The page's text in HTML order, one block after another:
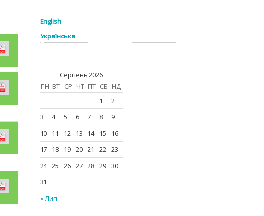
English
Українська
Серпень 2026
ПН ВТ СР ЧТ ПТ СБ НД
« Лип
1
2
3
4 5 6 7 8
9
10
11 12 13 14 15
16
17
18 19 20 21 22
23
24 25 26 27 28 29 30
31